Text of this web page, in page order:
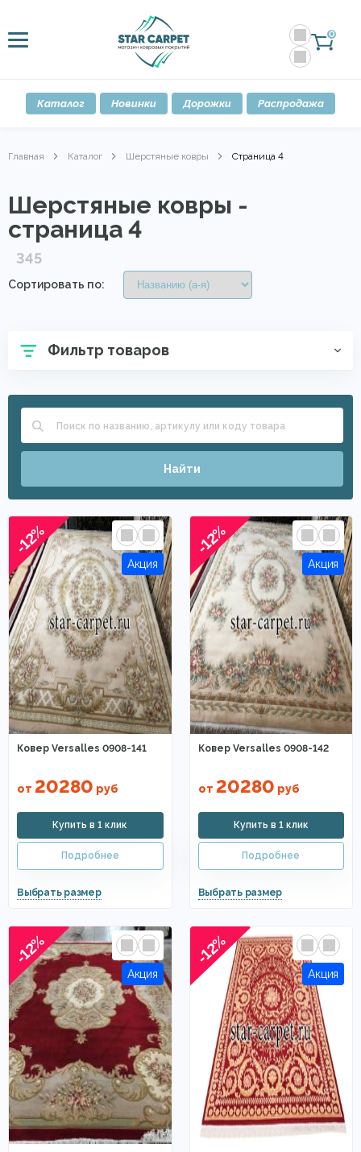
0
Каталог Новинки Дорожки Распродажа
Главная Каталог Шерстяные ковры Страница 4
Шерстяные ковры -
страница 4
345
Сортировать по:
Фильтр товаров
Найти
-12%
Ковер Versalles 0908-141
от 20280 руб
-12%
Ковер Versalles 0908-142
от 20280 руб
-12% -12%